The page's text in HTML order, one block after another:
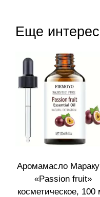
Еще
Аромамасло
«Passion fruit»
косметическое, 100